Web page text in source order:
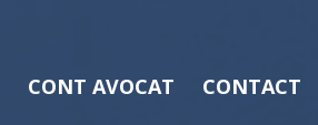
CONT AVOCAT CONTACT